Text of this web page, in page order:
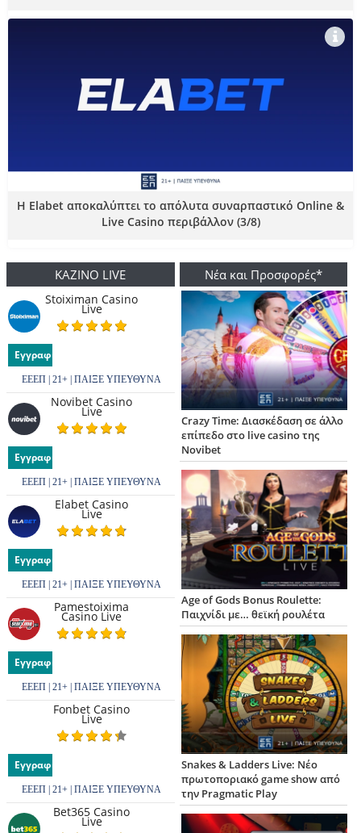
Η Elabet αποκαλύπτει το απόλυτα συναρπαστικό Online &
Live Casino περιβάλλον (3/8)
ΚΑΖΙΝΟ LIVE
Stoiximan Casino
Live
Εγγραφή
ΕΕΕΠ | 21+ | ΠΑΙΞΕ ΥΠΕΥΘΥΝΑ
Novibet Casino
Live
Εγγραφή
ΕΕΕΠ | 21+ | ΠΑΙΞΕ ΥΠΕΥΘΥΝΑ
Elabet Casino
Live
Εγγραφή
ΕΕΕΠ | 21+ | ΠΑΙΞΕ ΥΠΕΥΘΥΝΑ
Pamestoixima
Casino Live
Εγγραφή
ΕΕΕΠ | 21+ | ΠΑΙΞΕ ΥΠΕΥΘΥΝΑ
Fonbet Casino
Live
Εγγραφή
ΕΕΕΠ | 21+ | ΠΑΙΞΕ ΥΠΕΥΘΥΝΑ
Bet365 Casino
Live
Νέα και Προσφορές*
Crazy Time: Διασκέδαση σε άλλο
επίπεδο στο live casino της
Novibet
Age of Gods Bonus Roulette:
Παιχνίδι με… θεϊκή ρουλέτα
Snakes & Ladders Live: Νέο
πρωτοποριακό game show από
την Pragmatic Play